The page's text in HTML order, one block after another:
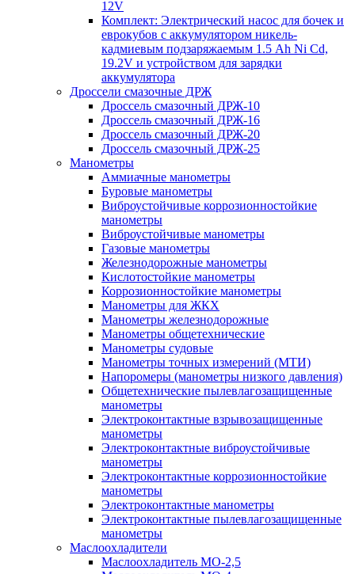
12V
Комплект: Электрический насос для бочек и
еврокубов с аккумулятором никель-
кадмиевым подзаряжаемым 1.5 Ah Ni Cd,
19.2V и устройством для зарядки
аккумулятора
Дроссели смазочные ДРЖ
Дроссель смазочный ДРЖ-10
Дроссель смазочный ДРЖ-16
Дроссель смазочный ДРЖ-20
Дроссель смазочный ДРЖ-25
Манометры
Аммиачные манометры
Буровые манометры
Виброустойчивые коррозионностойкие
манометры
Виброустойчивые манометры
Газовые манометры
Железнодорожные манометры
Кислотостойкие манометры
Коррозионностойкие манометры
Манометры для ЖКХ
Манометры железнодорожные
Манометры общетехнические
Манометры судовые
Манометры точных измерений (МТИ)
Напоромеры (манометры низкого давления)
Общетехнические пылевлагозащищенные
манометры
Электроконтактные взрывозащищенные
манометры
Электроконтактные виброустойчивые
манометры
Электроконтактные коррозионностойкие
манометры
Электроконтактные манометры
Электроконтактные пылевлагозащищенные
манометры
Маслоохладители
Маслоохладитель MO-2,5